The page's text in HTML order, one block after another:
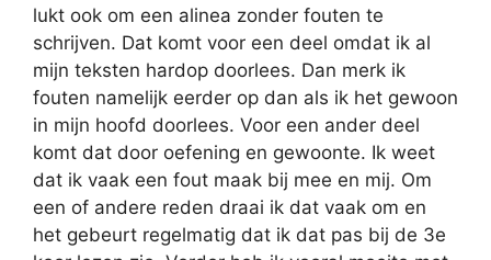
lukt ook om een alinea zonder fouten te
schrijven. Dat komt voor een deel omdat ik al
mijn teksten hardop doorlees. Dan merk ik
fouten namelijk eerder op dan als ik het gewoon
in mijn hoofd doorlees. Voor een ander deel
komt dat door oefening en gewoonte. Ik weet
dat ik vaak een fout maak bij mee en mij. Om
een of andere reden draai ik dat vaak om en
het gebeurt regelmatig dat ik dat pas bij de 3e